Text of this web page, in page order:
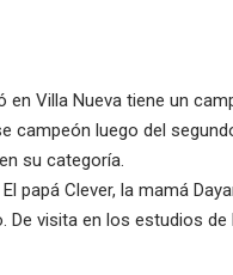
Villa Nueva tiene un
campeón luego del
su categoría.
papá Clever, la mamá
visita en los estudios